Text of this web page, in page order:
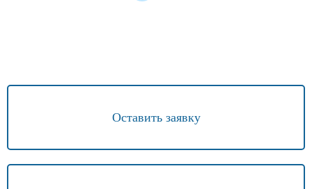
Оставить заявку